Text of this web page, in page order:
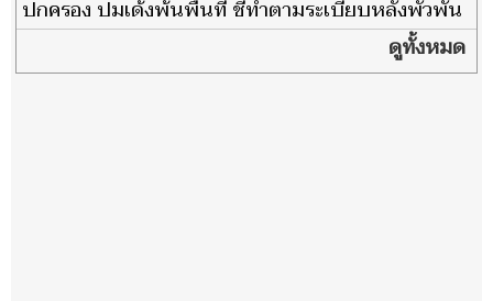
ปกครอง ปมเด้งพ้นพื้นที่ ชี้ทำตามระเบียบหลังพัวพัน
ดูทั้งหมด